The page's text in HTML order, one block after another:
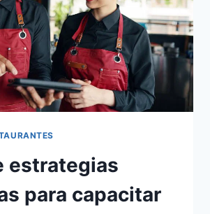
estrategias
para capacitar